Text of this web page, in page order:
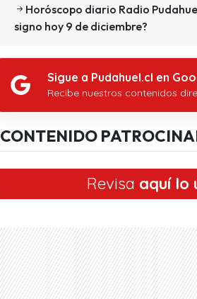
Horóscopo diario Radio
signo hoy 9 de diciembre?
Sigue a Pudahuel.cl en
Recibe nuestros contenidos
CONTENIDO
Revisa aquí lo